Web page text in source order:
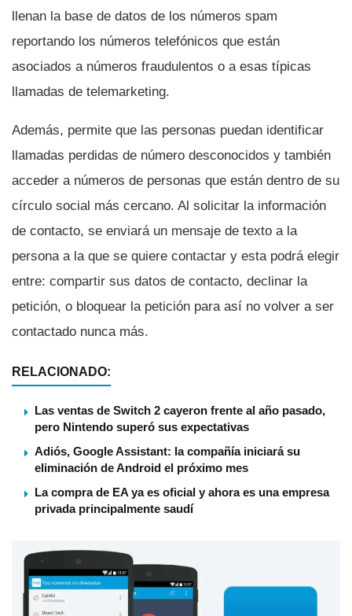
llenan la base de datos de los números spam
reportando los números telefónicos que están
asociados a números fraudulentos o a esas tí­picas
llamadas de telemarketing.
Además, permite que las personas puedan identificar
llamadas perdidas de número desconocidos y también
acceder a números de personas que están dentro de su
cí­rculo social más cercano. Al solicitar la información
de contacto, se enviará un mensaje de texto a la
persona a la que se quiere contactar y esta podrá elegir
entre: compartir sus datos de contacto, declinar la
petición, o bloquear la petición para así­ no volver a ser
contactado nunca más.
RELACIONADO:
Las ventas de Switch 2 cayeron frente al año pasado,
pero Nintendo superó sus expectativas
Adiós, Google Assistant: la compañía iniciará su
eliminación de Android el próximo mes
La compra de EA ya es oficial y ahora es una empresa
privada principalmente saudí